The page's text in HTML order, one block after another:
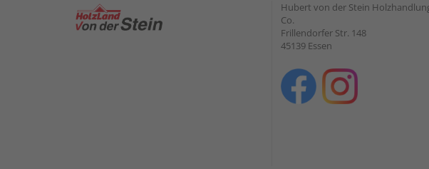
Hubert von der Stein
Co.
Frillendorfer Str. 148
45139 Essen